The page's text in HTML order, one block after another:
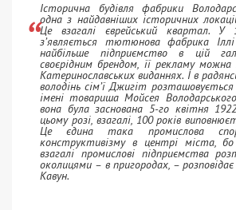
Історична будівля фабрики
одна з найдавніших історичних
Це взагалі єврейський квартал.
з’являється тютюнова фабрика
найбільше підприємство в цій
своєрідним брендом, її рекламу
Катеринославських виданнях. І в
володінь сім’ї Джигіт
імені товариша Мойсея
вона була заснована 5-го квітня
цьому розі, взагалі, 100 років
Це єдина така промислова
конструктивізму в центрі міста,
взагалі промислові підприємства
околицями – в пригородах, –
Кавун.